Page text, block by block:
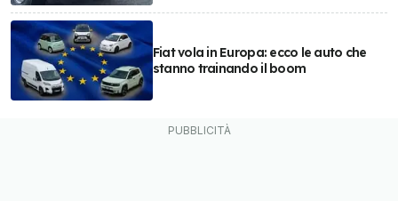
Fiat vola in Europa: ecco le auto che
stanno trainando il boom